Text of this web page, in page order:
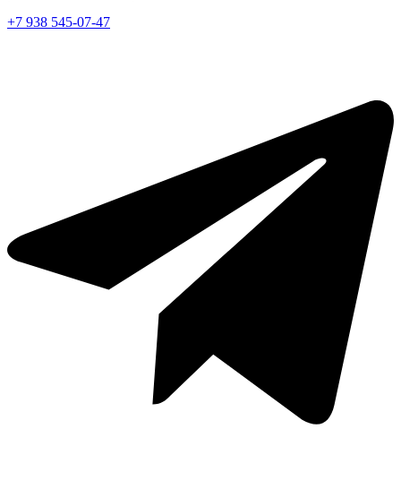
+7 938 545-07-47